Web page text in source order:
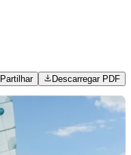
Partilhar Descarregar PDF